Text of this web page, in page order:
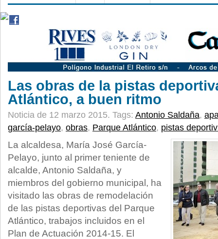
Las obras de la pistas
Atlántico, a buen ritmo
Noticia de 12 marzo 2015. Tags: Antonio Saldaña,
garcía-pelayo, obras, Parque Atlántico, pistas
La alcaldesa, María José García-
Pelayo, junto al primer teniente de
alcalde, Antonio Saldaña, y
miembros del gobierno municipal, ha
visitado las obras de remodelación
de las pistas deportivas del Parque
Atlántico, trabajos incluidos en el
Plan de Actuación 2014-15. El